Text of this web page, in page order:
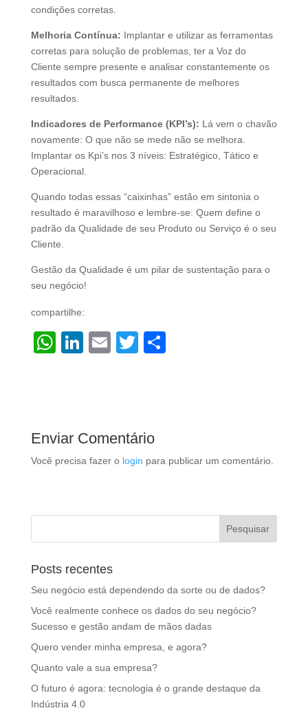
condições corretas.
Melhoria Contínua: Implantar e utilizar as ferramentas
corretas para solução de problemas, ter a Voz do
Cliente sempre presente e analisar constantemente os
resultados com busca permanente de melhores
resultados.
Indicadores de Performance (KPI’s): Lá vem o chavão
novamente: O que não se mede não se melhora.
Implantar os Kpi’s nos 3 níveis: Estratégico, Tático e
Operacional.
Quando todas essas “caixinhas” estão em sintonia o
resultado é maravilhoso e lembre-se: Quem define o
padrão da Qualidade de seu Produto ou Serviço é o seu
Cliente.
Gestão da Qualidade é um pilar de sustentação para o
seu negócio!
compartilhe:
W
A
p
Li
dI
n
E
T
Enviar Comentário
Você precisa fazer o login para publicar um comentário.
Posts recentes
Seu negócio está dependendo da sorte ou de dados?
Você realmente conhece os dados do seu negócio?
Sucesso e gestão andam de mãos dadas
Quero vender minha empresa, e agora?
Quanto vale a sua empresa?
O futuro é agora: tecnologia é o grande destaque da
Indústria 4.0